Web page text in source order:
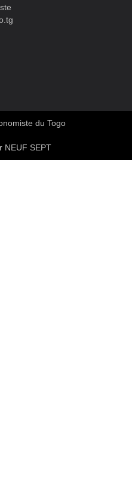
du Togo
NEUF SEPT